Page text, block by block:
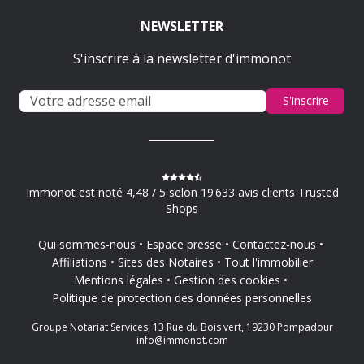
NEWSLETTER
S'inscrire à la newsletter d'immonot
S'inscrire
Immonot est noté 4,48 / 5 selon 19 633 avis clients Trusted
Shops
Qui sommes-nous Espace presse
Contactez-nous
Affiliations
Sites des Notaires
Tout l'immobilier
Mentions légales
Gestion des cookies
Politique de protection des données personnelles
Groupe Notariat Services, 13 Rue du Bois vert, 19230 Pompadour
info@immonot.com